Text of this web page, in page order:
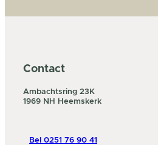
Contact
Ambachtsring 23K
1969 NH Heemskerk
Bel 0251 76 90 41